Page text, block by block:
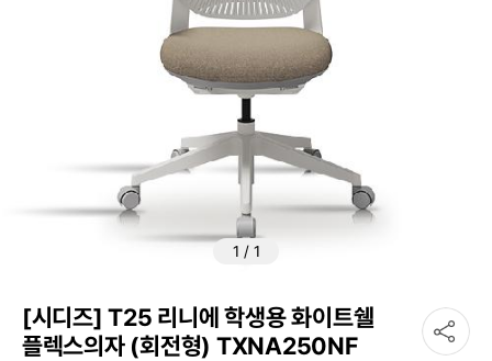
1 / 1
[시디즈] T25 리니에 학생용 화이트쉘
플렉스의자 (회전형) TXNA250NF